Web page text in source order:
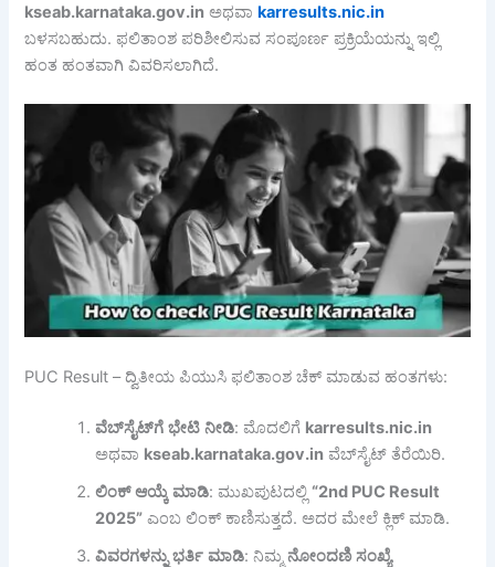
kseab.karnataka.gov.in ಅಥವಾkarresults.nic.in
ಬಳಸಬಹುದು. ಫಲಿತಾಂಶ ಪರಿಶೀಲಿಸುವ ಸಂಪೂರ್ಣ ಪ್ರಕ್ರಿಯೆಯನ್ನು ಇಲ್ಲಿ
ಹಂತ ಹಂತವಾಗಿ ವಿವರಿಸಲಾಗಿದೆ.
PUC Result – ದ್ವಿತೀಯ ಪಿಯುಸಿ ಫಲಿತಾಂಶ ಚೆಕ್ ಮಾಡುವ ಹಂತಗಳು:
ವೆಬ್ಸೈಟ್ಗೆ ಭೇಟಿ ನೀಡಿ: ಮೊದಲಿಗೆ karresults.nic.in
ಅಥವಾ kseab.karnataka.gov.in ವೆಬ್‌ಸೈಟ್ ತೆರೆಯಿರಿ.
ಲಿಂಕ್ ಆಯ್ಕೆ ಮಾಡಿ: ಮುಖಪುಟದಲ್ಲಿ “2nd PUC Result
2025” ಎಂಬ ಲಿಂಕ್ ಕಾಣಿಸುತ್ತದೆ. ಅದರ ಮೇಲೆ ಕ್ಲಿಕ್ ಮಾಡಿ.
ವಿವರಗಳನ್ನು ಭರ್ತಿ ಮಾಡಿ: ನಿಮ್ಮ ನೋಂದಣಿ ಸಂಖ್ಯೆ